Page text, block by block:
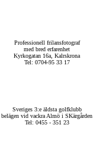
Professionell frilansfotograf
med bred erfarenhet
Kyrkogatan 16a, Kalrskrona
Tel: 0704-95 33 17
Sveriges 3:e äldsta golfklubb
belägen vid vackra Almö i SKärgården
Tel: 0455 - 351 23